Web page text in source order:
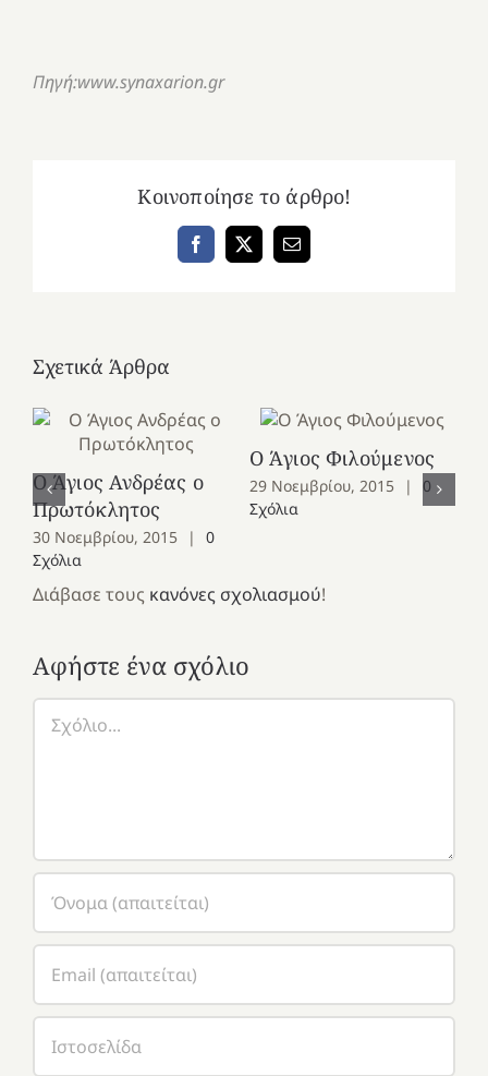
Πηγή:www.synaxarion.gr
Κοινοποίησε το άρθρο!
Facebook
X Email
Σχετικά Άρθρα
Ο Άγιος Ανδρέας ο
Πρωτόκλητος
30 Νοεμβρίου, 2015 |
0
Σχόλια
Ο Άγιος Φιλούμενος
29 Νοεμβρίου, 2015 |
0
Σχόλια
Διάβασε τους κανόνες σχολιασμού!
Αφήστε ένα σχόλιο